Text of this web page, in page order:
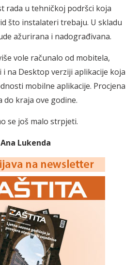
rada u tehničkoj podršci koja
što instalateri trebaju. U skladu
ažurirana i nadograđivana.
vole računalo od mobitela,
na Desktop verziji aplikacije koja
mobilne aplikacije. Procjena
do kraja ove godine.
se još malo ­strpjeti.
Lukenda